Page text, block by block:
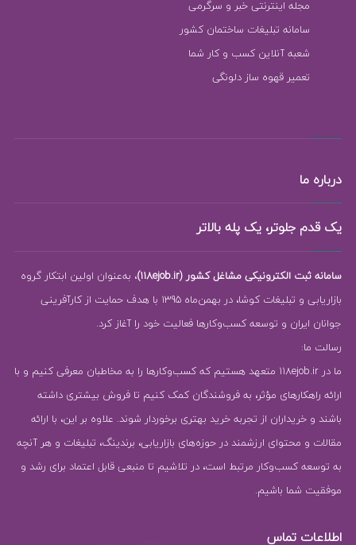
مجله اینترنتی خبر و سرگرمی
سامانه تبلیغات ساختمان کشور
شعبه آنلاین کسب و کار شما
تعمیر قهوه ساز دلونگی
درباره ما
یک قدم جلوتر، یک پله بالاتر
سامانه ثبت الکترونیکی مشاغل کشور (118ejob.ir)
، به‌عنوان اولین ابتکار گروه
بازاریابی و تبلیغات کوشا، در بهمن‌ماه 1395 با هدف حمایت از کارآفرینی
جوانان ایران و توسعه کسب‌وکارها فعالیت خود را آغاز کرد.
رسالت ما:
ما در 118ejob.ir متعهد هستیم که کسب‌وکارها را به مخاطبان معرفی کنیم و با
ارائه راهکارهای مؤثر، به فروشندگان کمک کنیم تا فروش بیشتری داشته
باشند و خریداران از تجربه خرید بهتری برخوردار شوند. علاوه بر این، با ارائه
مقالات و محتوای ارزشمند در حوزه‌های بازاریابی، برندینگ، تبلیغات و هر آنچه
به توسعه کسب‌وکار مرتبط است، در تلاشیم تا منبعی قابل اعتماد برای رشد و
موفقیت شما باشیم.
اطلاعات تماس